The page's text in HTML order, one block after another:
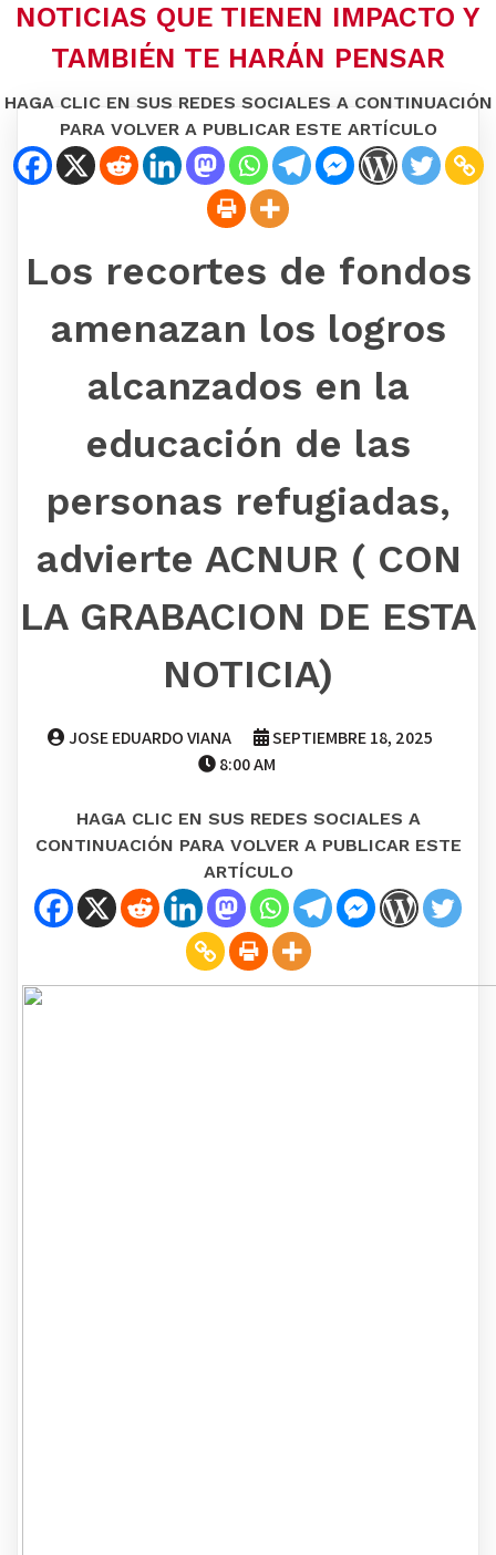
NOTICIAS QUE TIENEN IMPACTO Y
TAMBIÉN TE HARÁN PENSAR
HAGA CLIC EN SUS REDES SOCIALES A CONTINUACIÓN
PARA VOLVER A PUBLICAR ESTE ARTÍCULO
Los recortes de fondos
amenazan los logros
alcanzados en la
educación de las
personas refugiadas,
advierte ACNUR ( CON
LA GRABACION DE ESTA
NOTICIA)
JOSE EDUARDO VIANA
SEPTIEMBRE 18, 2025
8:00 AM
HAGA CLIC EN SUS REDES SOCIALES A
CONTINUACIÓN PARA VOLVER A PUBLICAR ESTE
ARTÍCULO